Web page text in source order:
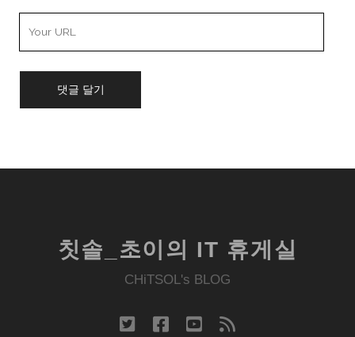
칫솔_초이의 IT 휴게실
CHiTSOL's BLOG
twitterfacebook
youtube
rss